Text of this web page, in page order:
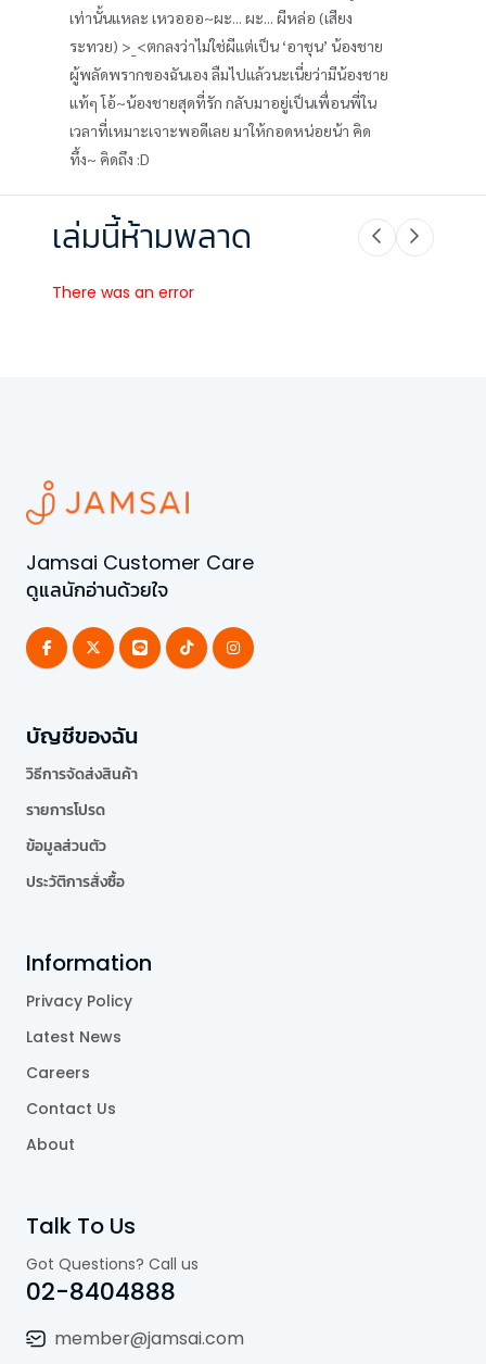
เท่านั้นแหละ เหวอออ~ผะ... ผะ... ผีหล่อ (เสียง
ระทวย) >_<ตกลงว่าไม่ใช่ผีแต่เป็น ‘อาชุน’ น้องชาย
ผู้พลัดพรากของฉันเอง ลืมไปแล้วนะเนี่ยว่ามีน้องชาย
แท้ๆ โอ้~น้องชายสุดที่รัก กลับมาอยู่เป็นเพื่อนพี่ใน
เวลาที่เหมาะเจาะพอดีเลย มาให้กอดหน่อยน้า คิด
ทึ้ง~ คิดถึง :D
เล่มนี้ห้ามพลาด
There was an error
Jamsai Customer Care
ดูแลนักอ่านด้วยใจ
บัญชีของฉัน
วิธีการจัดส่งสินค้า
รายการโปรด
ข้อมูลส่วนตัว
ประวัติการสั่งซื้อ
Information
Privacy Policy
Latest News
Careers
Contact Us
About
Talk To Us
Got Questions? Call us
02-8404888
member@jamsai.com